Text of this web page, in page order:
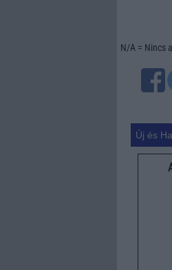
N/A = Nincs
Új és